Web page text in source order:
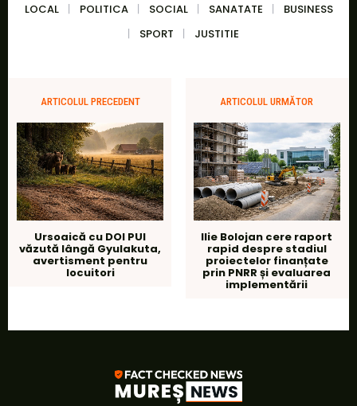
LOCAL POLITICA SOCIAL SANATATE
BUSINESS
SPORT
JUSTITIE
ARTICOLUL PRECEDENT
Ursoaică cu DOI PUI
văzută lângă Gyulakuta,
avertisment pentru
locuitori
ARTICOLUL URMĂTOR
Ilie Bolojan cere raport
rapid despre stadiul
proiectelor finanțate
prin PNRR și evaluarea
implementării